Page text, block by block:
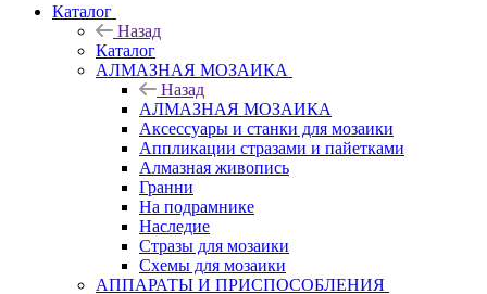
Каталог
Назад
Каталог
АЛМАЗНАЯ МОЗАИКА
Назад
АЛМАЗНАЯ МОЗАИКА
Аксессуары и станки для мозаики
Аппликации стразами и пайетками
Алмазная живопись
Гранни
На подрамнике
Наследие
Стразы для мозаики
Схемы для мозаики
АППАРАТЫ И ПРИСПОСОБЛЕНИЯ